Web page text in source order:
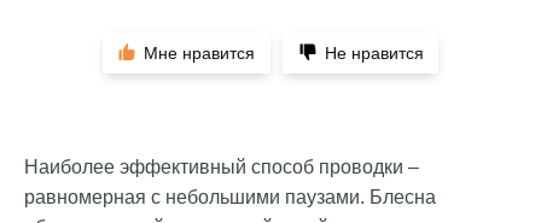
Мне нравится Не нравится
Наиболее эффективный способ проводки –
равномерная с небольшими паузами. Блесна